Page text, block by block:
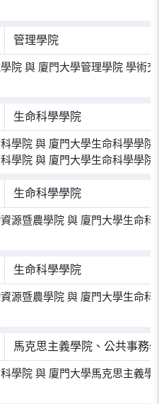
管理學院
院 與 廈門大學管理學院 學術
生命科學學院
學院 與 廈門大學生命科學學
學院 與 廈門大學生命科學學
生命科學學院
源暨農學院 與 廈門大學生命
生命科學學院
源暨農學院 與 廈門大學生命
馬克思主義學院、公共事務
學院 與 廈門大學馬克思主義